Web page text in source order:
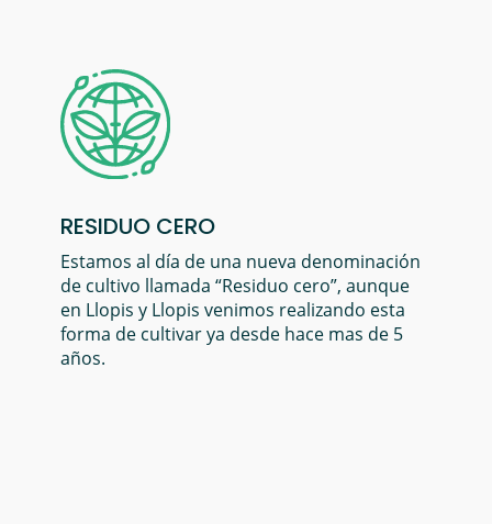
RESIDUO CERO
Estamos al día de una nueva denominación
de cultivo llamada “Residuo cero”, aunque
en Llopis y Llopis venimos realizando esta
forma de cultivar ya desde hace mas de 5
años.